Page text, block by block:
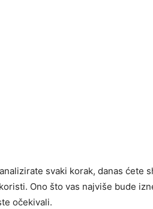
svaki korak, danas ćete
Ono što vas najviše bude
očekivali.